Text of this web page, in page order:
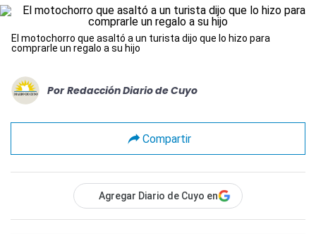
El motochorro que asaltó a un turista dijo que lo hizo para
comprarle un regalo a su hijo
Por Redacción Diario de Cuyo
Compartir
Agregar Diario de Cuyo en